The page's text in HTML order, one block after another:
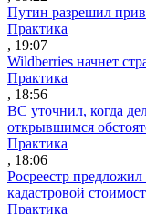
Путин разрешил
Практика
, 19:07
Wildberries начнет
Практика
, 18:56
ВС уточнил, когда
открывшимся
Практика
, 18:06
Росреестр
кадастровой
Практика